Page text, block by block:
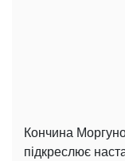
Кончина
підкреслює